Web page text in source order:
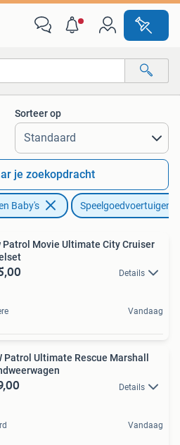
Sorteer op
je zoekopdracht
Baby's Speelgoedvoertuigen
Patrol Movie Ultimate City Cruiser
Details
Vandaag
Patrol Ultimate Rescue Marshall
Details
Vandaag